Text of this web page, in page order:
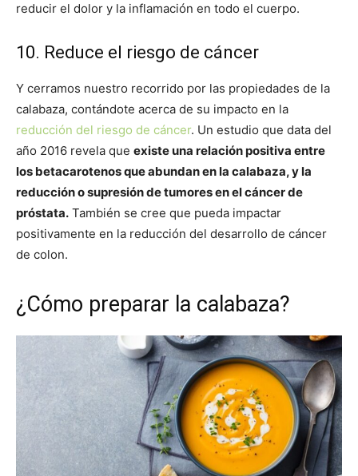
reducir el dolor y la inflamación en todo el cuerpo.
10. Reduce el riesgo de cáncer
Y cerramos nuestro recorrido por las propiedades de la
calabaza, contándote acerca de su impacto en la
reducción del riesgo de cáncer. Un estudio que data del
año 2016 revela que existe una relación positiva entre
los betacarotenos que abundan en la calabaza, y la
reducción o supresión de tumores en el cáncer de
próstata. También se cree que pueda impactar
positivamente en la reducción del desarrollo de cáncer
de colon.
¿Cómo preparar la calabaza?